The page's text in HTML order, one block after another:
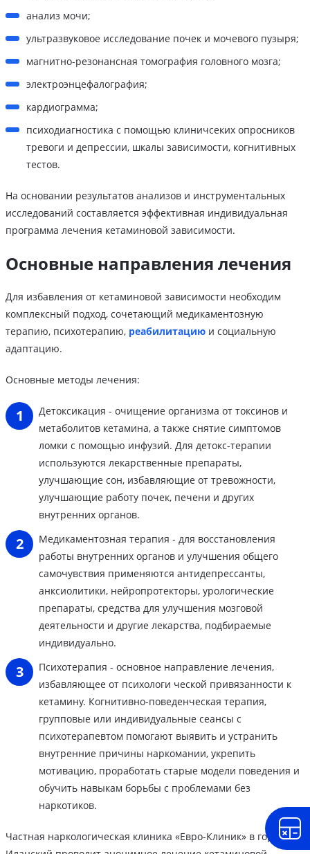
анализ мочи;
ультразвуковое исследование почек и мочевого пузыря;
магнитно-резонансная томография головного мозга;
электроэнцефалография;
кардиограмма;
психодиагностика с помощью клиничсеких опросников
тревоги и депрессии, шкалы зависимости, когнитивных
тестов.
На основании результатов анализов и инструментальных
исследований составляется эффективная индивидуальная
программа лечения кетаминовой зависимости.
Основные направления лечения
Для избавления от кетаминовой зависимости необходим
комплексный подход, сочетающий медикаментозную
терапию, психотерапию, реабилитацию и социальную
адаптацию.
Основные методы лечения:
Детоксикация - очищение организма от токсинов и
метаболитов кетамина, а также снятие симптомов
ломки с помощью инфузий. Для детокс-терапии
используются лекарственные препараты,
улучшающие сон, избавляющие от тревожности,
улучшающие работу почек, печени и других
внутренних органов.
Медикаментозная терапия - для восстановления
работы внутренних органов и улучшения общего
самочувствия применяются антидепрессанты,
анксиолитики, нейропротекторы, урологические
препараты, средства для улучшения мозговой
деятельности и другие лекарства, подбираемые
индивидуально.
Психотерапия - основное направление лечения,
избавляющее от психологи ческой привязанности к
кетамину. Когнитивно-поведенческая терапия,
групповые или индивидуальные сеансы с
психотерапевтом помогают выявить и устранить
внутренние причины наркомании, укрепить
мотивацию, проработать старые модели поведения и
обучить навыкам борьбы с проблемами без
наркотиков.
Частная наркологическая клиника «Евро-Клиник» в городе